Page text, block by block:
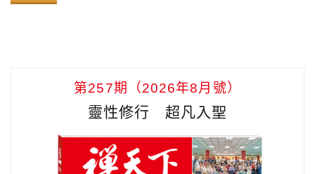
第257期（2026年8月號）
靈性修行 超凡入聖